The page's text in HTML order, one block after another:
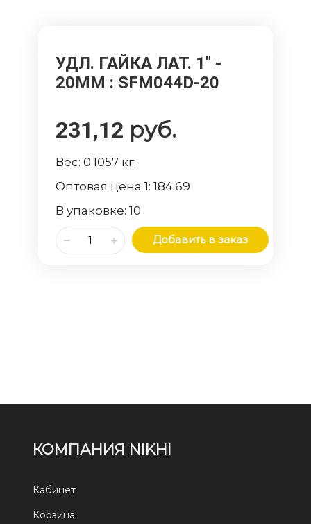
УДЛ. ГАЙКА ЛАТ. 1" -
20ММ : SFM044D-20
231,12 руб.
Вес:0.1057 кг.
Оптовая цена 1:184.69
В упаковке:10
Добавить в заказ
КОМПАНИЯ NIKHI
Кабинет
Корзина